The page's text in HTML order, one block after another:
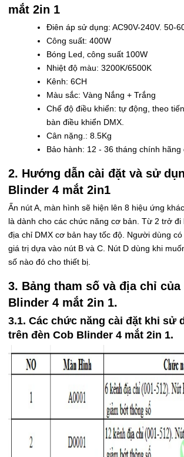
mắt 2in 1
Điên áp sử dụng: AC90V-240V. 50-
Công suất: 400W
Bóng Led, công suất 100W
Nhiệt độ màu: 3200K/6500K
Kênh: 6CH
Màu sắc: Vàng Nắng + Trắng
Chế độ điều khiển: tự động, theo
bàn điều khiển DMX.
Cân nặng.: 8.5Kg
Bảo hành: 12 - 36 tháng chính
2. Hướng dẫn cài đặt và sử
Blinder 4 mắt 2in1
Ấn nút A, màn hình sẽ hiện lên 8 hiệu ứng
là dành cho các chức năng cơ bản. Từ 2 trở đi
địa chỉ DMX cơ bản hay tốc độ. Người dùng
giá trị dựa vào nút B và C. Nút D dùng khi
số nào đó cho thiết bị.
3. Bảng tham số và địa chỉ của
Blinder 4 mắt 2in 1.
3.1. Các chức năng cài đặt khi sử
trên đèn Cob Blinder 4 mắt 2in 1.